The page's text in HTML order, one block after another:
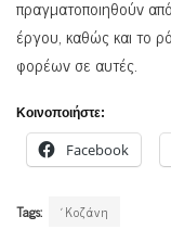
πραγματοποιηθούν
έργου, καθώς και το
φορέων σε αυτές.
Κοινοποιήστε:
Facebook
Tags: ΄Κοζάνη